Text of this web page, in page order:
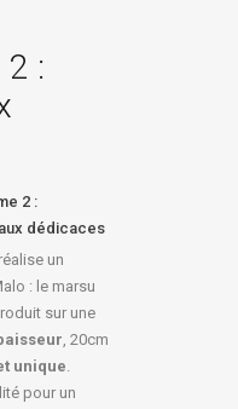
:
2 :
dédicaces
un
: le marsu
sur une
, 20cm
unique.
pour un